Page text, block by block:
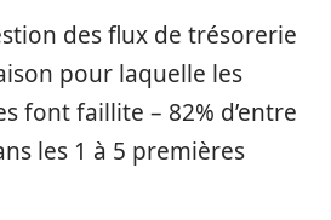
des flux de trésorerie
pour laquelle les
font faillite – 82% d’entre
les 1 à 5 premières